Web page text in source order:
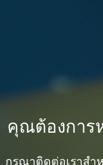
คุณต้องการ
กรุณาติดต่อเราสํา